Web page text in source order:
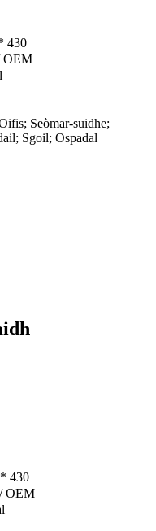
430
OEM
Seòmar-suidhe;
Sgoil; Ospadal
430
OEM